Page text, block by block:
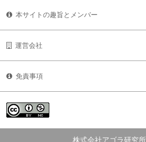
本サイトの趣旨とメンバー
運営会社
免責事項
株式会社アゴラ研究所